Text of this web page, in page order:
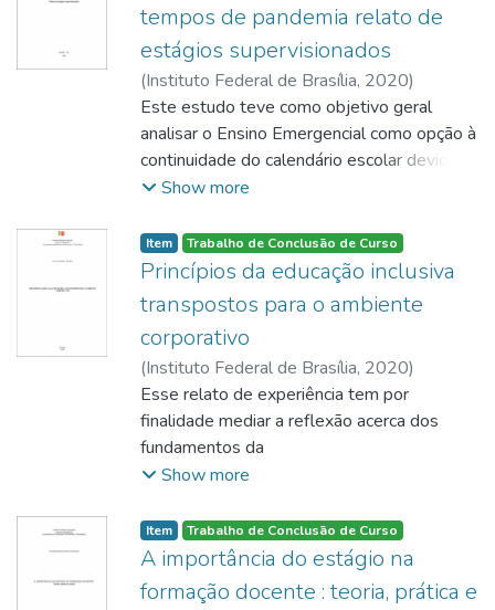
tempos de pandemia relato de
estágios supervisionados
(Instituto Federal de Brasília, 2020)
Andrade, Aderson Santana de
Este estudo teve como objetivo geral
analisar o Ensino Emergencial como opção à
continuidade do calendário escolar devido à
pandemia do Covid-19 utilizando das
TIC. Como objetivos específicos, pesquisar
as ações desenvolvidas pelo Instituto
Federal de Brasília e pela Secretaria de
Educação do Distrito Federal apresentando
as diferenças entre Educação à Distância -
EaD e Ensino Remoto Emergencial; as
dificuldades encontradas pelos docentes e
discentes para a continuação do
aprendizado em tempos difíceis e;
apresentar as experiências adquiridas
e IV. Como resultado, percebeu-se que as
dificuldades elencadas por professores e
alunos são de suma importância para que a
Show more
Item Trabalho de Conclusão de Curso
Princípios da educação inclusiva
transpostos para o ambiente
corporativo
(Instituto Federal de Brasília, 2020)
Anselmo, José de Arimatéia
Esse relato de experiência tem por
finalidade mediar a reflexão acerca dos
fundamentos da
educação inclusiva transpostos para o
legislações
que norteiam a inclusão de pessoas com
necessidades específicas no ambiente
Show more
Item Trabalho de Conclusão de Curso
A importância do estágio na
formação docente : teoria, prática e